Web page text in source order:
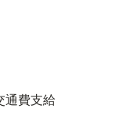
通費支給